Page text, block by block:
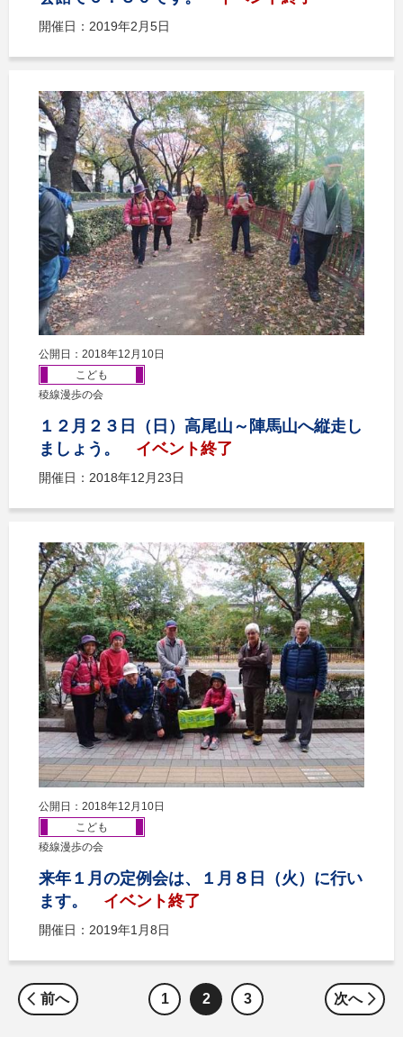
開催日：2019年2月5日
公開日：2018年12月10日
こども
稜線漫歩の会
１２月２３日（日）高尾山～陣馬山へ縦走し
ましょう。
イベント終了
開催日：2018年12月23日
公開日：2018年12月10日
こども
稜線漫歩の会
来年１月の定例会は、１月８日（火）に行い
ます。
イベント終了
開催日：2019年1月8日
前へ 1 2 3 次へ